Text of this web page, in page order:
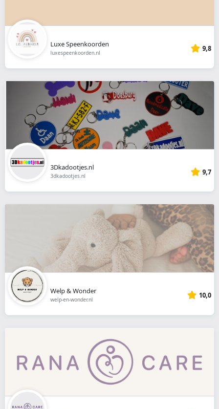
Luxe Speenkoorden
luxespeenkoorden.nl 9,8
3Dkadootjes.nl
3dkadootjes.nl 9,7
Welp & Wonder
welp-en-wonder.nl 10,0